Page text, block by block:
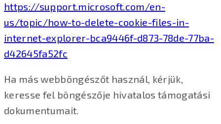
https://support.microsoft.com/en-
us/topic/how-to-delete-cookie-files-in-
internet-explorer-bca9446f-d873-78de-77ba-
d42645fa52fc
Ha más webböngészőt használ, kérjük,
keresse fel böngészője hivatalos támogatási
dokumentumait.